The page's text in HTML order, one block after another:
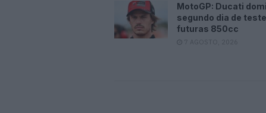
MotoGP: Ducati
segundo dia de
futuras 850cc
7 AGOSTO, 2026